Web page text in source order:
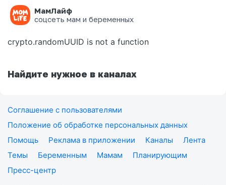
МамЛайф
соцсеть мам и беременных
Ошибка на странице
crypto.randomUUID is not a function
Найдите нужное в каналах
Соглашение с пользователями
Положение об обработке персональных данных
Помощь
Реклама в приложении Каналы
Лента
Темы
Беременным Мамам
Планирующим
Пресс-центр